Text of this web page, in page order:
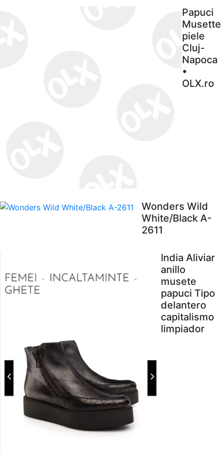
Papuci
Musette
piele
Cluj-
Napoca
•
OLX.ro
Wonders Wild
White/Black A-
2611
India Aliviar
anillo
musete
papuci Tipo
delantero
capitalismo
limpiador